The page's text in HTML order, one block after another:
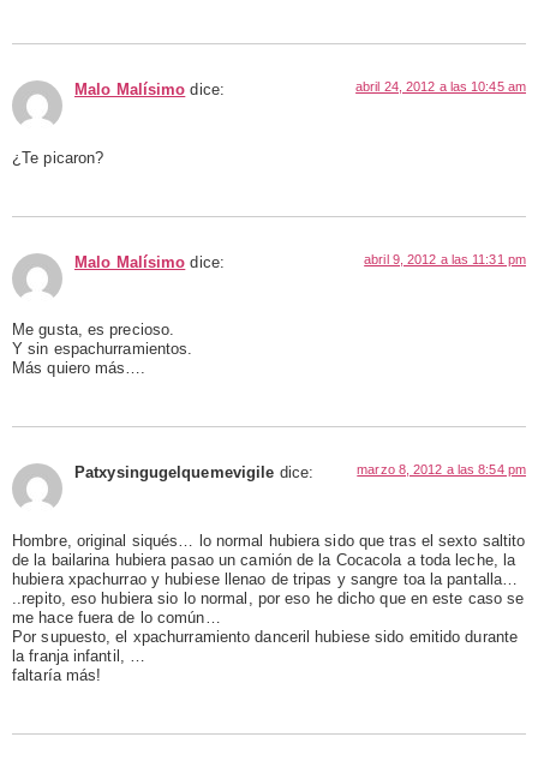
Malo Malísimo dice: abril 24, 2012 a las 10:45 am
¿Te picaron?
Malo Malísimo dice: abril 9, 2012 a las 11:31 pm
Me gusta, es precioso.
Y sin espachurramientos.
Más quiero más….
Patxysingugelquemevigile dice: marzo 8, 2012 a las 8:54 pm
Hombre, original siqués… lo normal hubiera sido que tras el sexto saltito
de la bailarina hubiera pasao un camión de la Cocacola a toda leche, la
hubiera xpachurrao y hubiese llenao de tripas y sangre toa la pantalla…
..repito, eso hubiera sio lo normal, por eso he dicho que en este caso se
me hace fuera de lo común…
Por supuesto, el xpachurramiento danceril hubiese sido emitido durante
la franja infantil, …
faltaría más!